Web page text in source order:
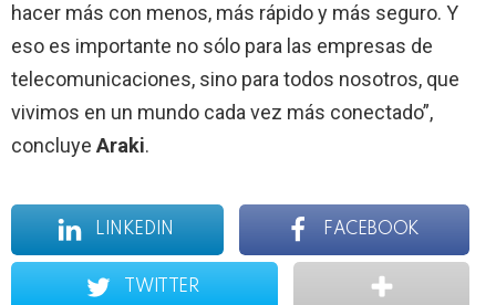
hacer más con menos, más rápido y más seguro. Y
eso es importante no sólo para las empresas de
telecomunicaciones, sino para todos nosotros, que
vivimos en un mundo cada vez más conectado”,
concluye Araki.
LINKEDIN FACEBOOK
TWITTER